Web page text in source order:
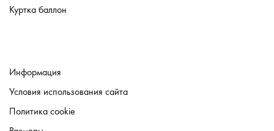
Куртка баллон
Информация
Условия использования сайта
Политика cookie